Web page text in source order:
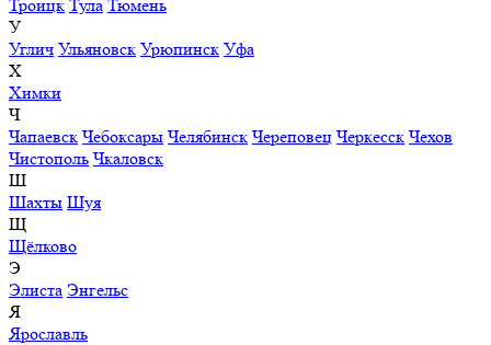
Троицк Тула Тюмень
У
Углич Ульяновск Урюпинск Уфа
Х
Химки
Ч
Чапаевск Чебоксары Челябинск Череповец Черкесск Чехов
Чистополь Чкаловск
Ш
Шахты Шуя
Щ
Щёлково
Э
Элиста Энгельс
Я
Ярославль